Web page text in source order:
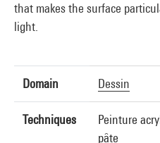
that makes the surface
light.
Domain Dessin
Techniques
Peinture
pâte